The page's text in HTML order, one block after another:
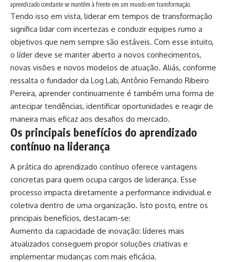
aprendizado constante se mantêm à frente em um mundo em transformação.
Tendo isso em vista, liderar em tempos de transformação
significa lidar com incertezas e conduzir equipes rumo a
objetivos que nem sempre são estáveis. Com esse intuito,
o líder deve se manter aberto a novos conhecimentos,
novas visões e novos modelos de atuação. Aliás, conforme
ressalta o fundador da Log Lab, Antônio Fernando Ribeiro
Pereira, aprender continuamente é também uma forma de
antecipar tendências, identificar oportunidades e reagir de
maneira mais eficaz aos desafios do mercado.
Os principais benefícios do aprendizado
contínuo na liderança
A prática do aprendizado contínuo oferece vantagens
concretas para quem ocupa cargos de liderança. Esse
processo impacta diretamente a performance individual e
coletiva dentro de uma organização. Isto posto, entre os
principais benefícios, destacam-se:
Aumento da capacidade de inovação: líderes mais
atualizados conseguem propor soluções criativas e
implementar mudanças com mais eficácia.